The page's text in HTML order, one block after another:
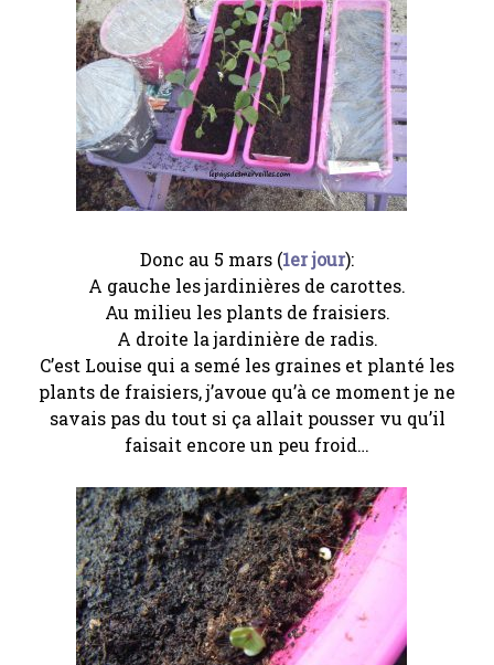
Donc au 5 mars (1er jour):
A gauche les jardinières de carottes.
Au milieu les plants de fraisiers.
A droite la jardinière de radis.
C’est Louise qui a semé les graines et planté les
plants de fraisiers, j’avoue qu’à ce moment je ne
savais pas du tout si ça allait pousser vu qu’il
faisait encore un peu froid…